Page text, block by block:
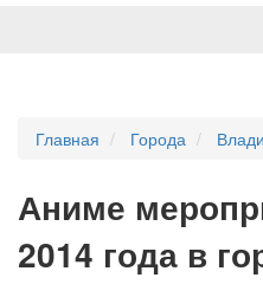
Главная Города
Аниме
2014 года в